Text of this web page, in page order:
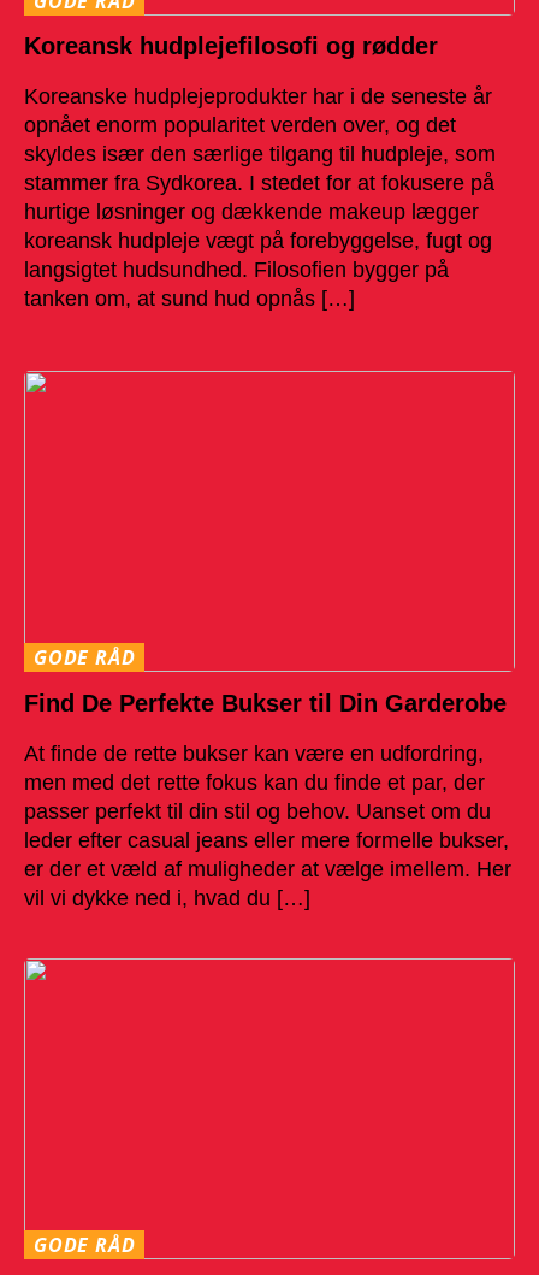
Koreansk hudplejefilosofi og rødder
Koreanske hudplejeprodukter har i de seneste år
opnået enorm popularitet verden over, og det
skyldes især den særlige tilgang til hudpleje, som
stammer fra Sydkorea. I stedet for at fokusere på
hurtige løsninger og dækkende makeup lægger
koreansk hudpleje vægt på forebyggelse, fugt og
langsigtet hudsundhed. Filosofien bygger på
tanken om, at sund hud opnås […]
GODE RÅD
Find De Perfekte Bukser til Din Garderobe
At finde de rette bukser kan være en udfordring,
men med det rette fokus kan du finde et par, der
passer perfekt til din stil og behov. Uanset om du
leder efter casual jeans eller mere formelle bukser,
er der et væld af muligheder at vælge imellem. Her
vil vi dykke ned i, hvad du […]
GODE RÅD